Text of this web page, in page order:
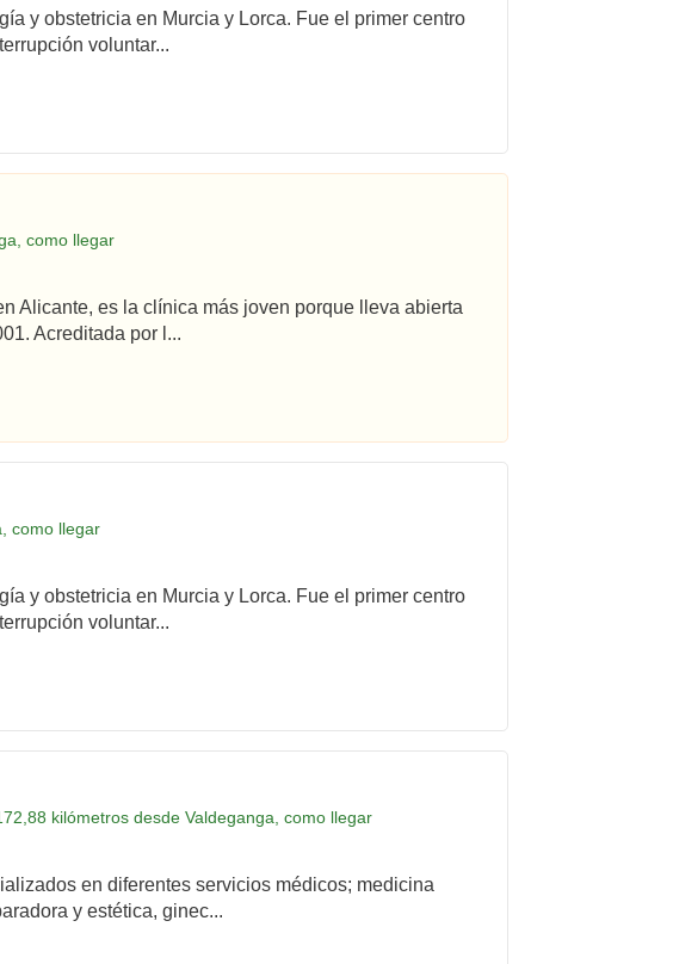
y obstetricia en Murcia y Lorca. Fue el primer centro
voluntar...
como llegar
Alicante, es la clínica más joven porque lleva abierta
Acreditada por l...
como llegar
y obstetricia en Murcia y Lorca. Fue el primer centro
voluntar...
kilómetros desde Valdeganga, como llegar
en diferentes servicios médicos; medicina
y estética, ginec...